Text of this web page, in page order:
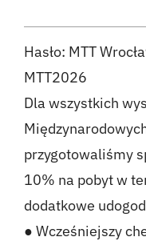
Hasło: MTT
MTT2026
Dla wszystkich
przygotowaliśmy
10% na pobyt w
dodatkowe
● Wcześniejszy